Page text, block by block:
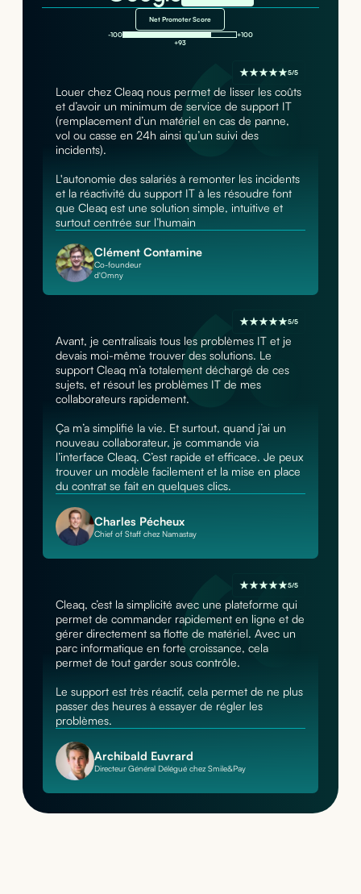
Net Promoter Score
-100
+100
+93
5/5
Louer chez Cleaq nous permet de lisser les coûts
et d’avoir un minimum de service de support IT
(remplacement d’un matériel en cas de panne,
vol ou casse en 24h ainsi qu’un suivi des
incidents).
L'autonomie des salariés à remonter les incidents
et la réactivité du support IT à les résoudre font
que Cleaq est une solution simple, intuitive et
surtout centrée sur l’humain
Clément Contamine
Co-foundeur
d'Omny
5/5
Avant, je centralisais tous les problèmes IT et je
devais moi-même trouver des solutions. Le
support Cleaq m’a totalement déchargé de ces
sujets, et résout les problèmes IT de mes
collaborateurs rapidement.
Ça m’a simplifié la vie. Et surtout, quand j’ai un
nouveau collaborateur, je commande via
l’interface Cleaq. C’est rapide et efficace. Je peux
trouver un modèle facilement et la mise en place
du contrat se fait en quelques clics.
Charles Pécheux
Chief of Staff chez Namastay
5/5
Cleaq, c’est la simplicité avec une plateforme qui
permet de commander rapidement en ligne et de
gérer directement sa flotte de matériel. Avec un
parc informatique en forte croissance, cela
permet de tout garder sous contrôle.
Le support est très réactif, cela permet de ne plus
passer des heures à essayer de régler les
problèmes.
Archibald Euvrard
Directeur Général Délégué chez Smile&Pay